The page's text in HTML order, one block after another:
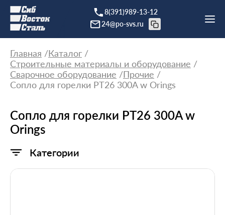
8(391)989-13-12
24@po-svs.ru
Главная
Каталог
Строительные материалы и оборудование
Сварочное оборудование
Прочие
Сопло для горелки PT26 300A w Orings
Сопло для горелки PT26 300A w
Orings
Категории